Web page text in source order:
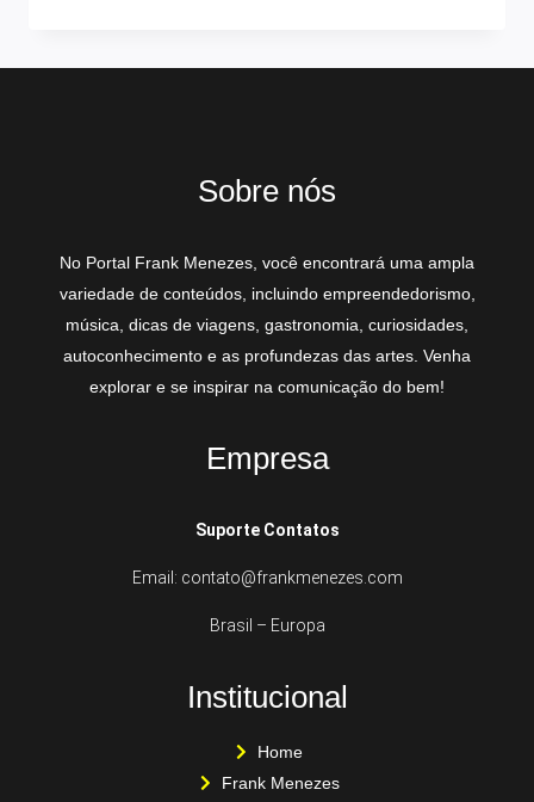
Sobre nós
No Portal Frank Menezes, você encontrará uma ampla
variedade de conteúdos, incluindo empreendedorismo,
música, dicas de viagens, gastronomia, curiosidades,
autoconhecimento e as profundezas das artes. Venha
explorar e se inspirar na comunicação do bem!
Empresa
Suporte Contatos
Email: contato@frankmenezes.com
Brasil – Europa
Institucional
Home
Frank Menezes